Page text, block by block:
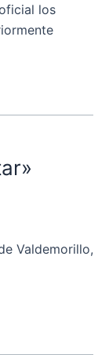
los
Valdemorillo,